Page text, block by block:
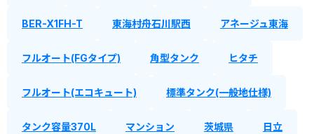
BER-X1FH-T 東海村舟石川駅西 アネージュ東海
フルオート(FGタイプ) 角型タンク ヒタチ
フルオート(エコキュート) 標準タンク(一般地仕様)
タンク容量370L マンション 茨城県 日立